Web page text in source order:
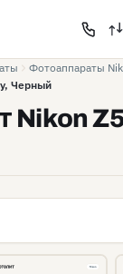
Фотоаппараты
Черный
Nikon